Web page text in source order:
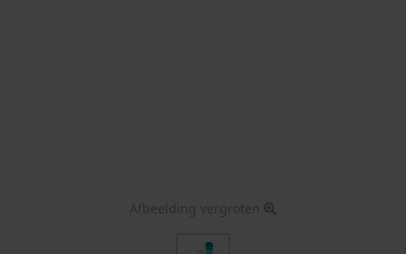
Afbeelding vergroten